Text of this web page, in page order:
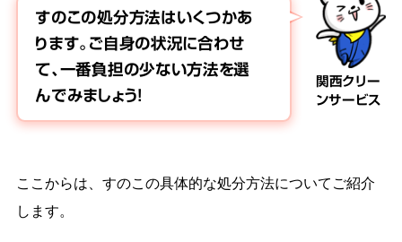
関西クリー
ンサービス
すのこの処分方法はいくつかあ
ります。ご自身の状況に合わせ
て、一番負担の少ない方法を選
んでみましょう！
ここからは、すのこの具体的な処分方法についてご紹介
します。